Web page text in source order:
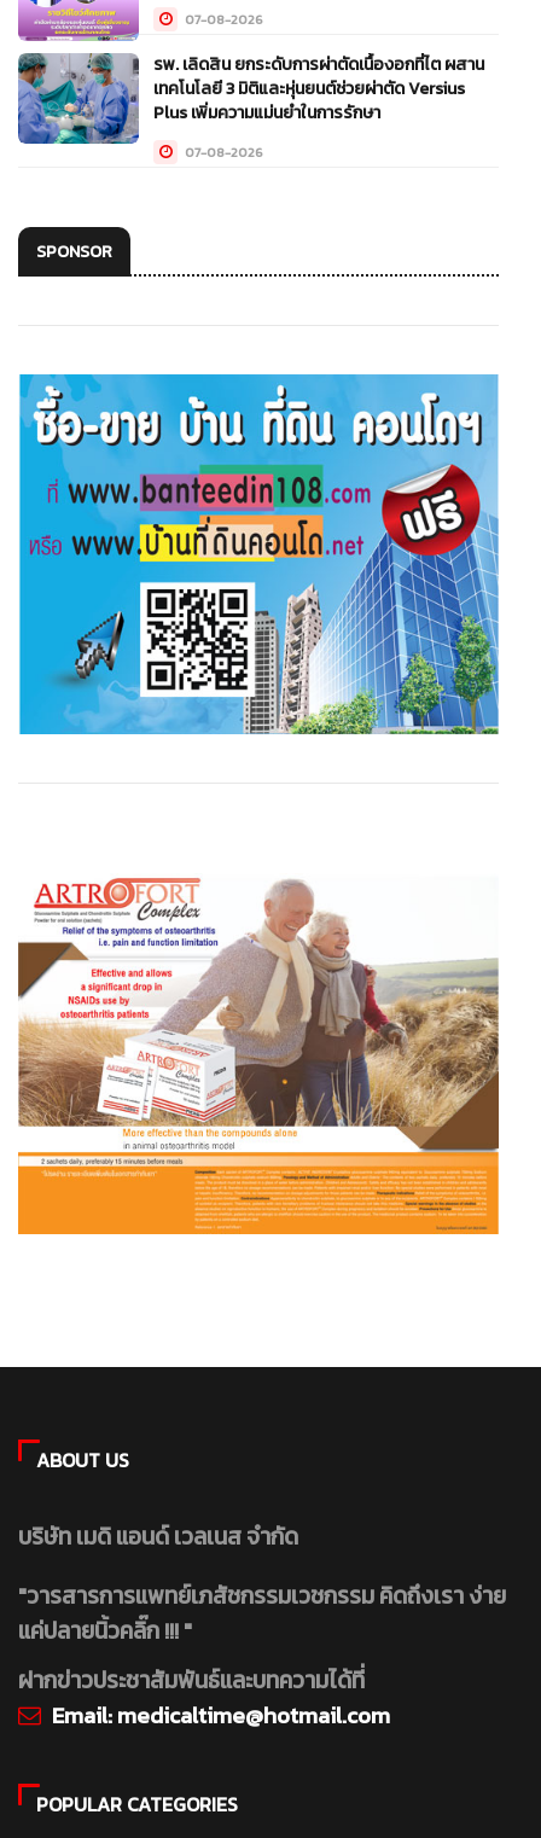
07-08-2026
รพ. เลิดสิน ยกระดับการผ่าตัดเนื้องอกที่ไต ผสาน
เทคโนโลยี 3 มิติและหุ่นยนต์ช่วยผ่าตัด Versius
Plus เพิ่มความแม่นยำในการรักษา
07-08-2026
SPONSOR
ABOUT US
บริษัท เมดิ แอนด์ เวลเนส จำกัด
"วารสารการแพทย์เภสัชกรรมเวชกรรม คิดถึงเรา ง่าย
แค่ปลายนิ้วคลิ๊ก !!! "
ฝากข่าวประชาสัมพันธ์และบทความได้ที่
Email:medicaltime@hotmail.com
POPULAR CATEGORIES